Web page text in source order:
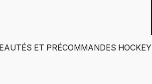
ET PRÉCOMMANDES HOCKEY